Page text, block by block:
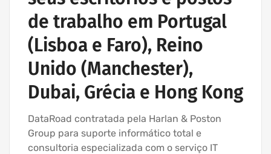
de trabalho em Portugal
(Lisboa e Faro), Reino
Unido (Manchester),
Dubai, Grécia e Hong Kong
DataRoad contratada pela Harlan & Poston
Group para suporte informático total e
consultoria especializada com o serviço IT